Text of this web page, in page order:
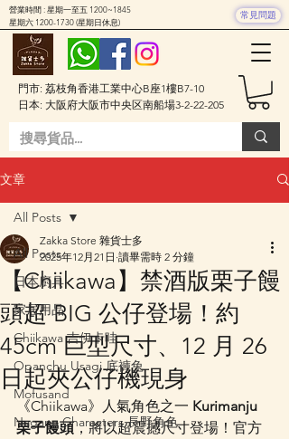
門市: 荔枝角香港工業中心B座1樓B7-10
日本: 大阪府大阪市中央区南船場3-2-22-205
營業時間 : 星期一至五 1200~1845
星期六 1200-1730(星期日休息)
常見問題
文章
All Posts
日本廚具
家居用品
Chiikawa 吉伊卡哇
Opanchu Usagi 底褲兔
Mofusand
Nagano Characters 長野角色
All Posts
【Chiikawa】禁酒版栗子饅
頭超 BIG 公仔登場！約
45cm 巨型尺寸、12 月 26
日起夾公仔機現身
Zakka Store 雜貨士多
2025年12月21日 讀畢需時 2 分鐘
《Chiikawa》人氣角色之一 Kurimanju
栗子饅頭，將以超震撼尺寸登場！官方